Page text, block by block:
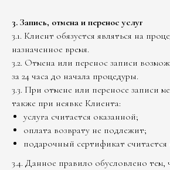
3. Запись, отмена и перенос услуг
3.1. Клиент обязуется являться на
назначенное время.
3.2. Отмена или перенос записи
за 24 часа до начала процедуры.
3.3. При отмене или переносе записи
также при неявке Клиента:
услуга считается оказанной;
оплата возврату не подлежит;
подарочный сертификат
3.4. Данное правило обусловлено тем,